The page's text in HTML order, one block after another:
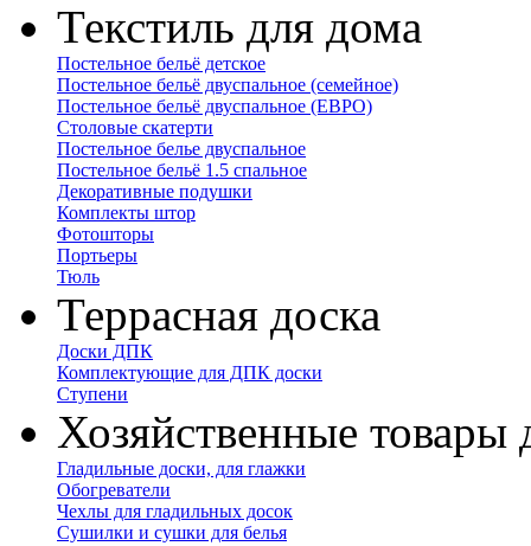
Текстиль для дома
Постельное бельё детское
Постельное бельё двуспальное (семейное)
Постельное бельё двуспальное (ЕВРО)
Столовые скатерти
Постельное белье двуспальное
Постельное бельё 1.5 спальное
Декоративные подушки
Комплекты штор
Фотошторы
Портьеры
Тюль
Террасная доска
Доски ДПК
Комплектующие для ДПК доски
Ступени
Хозяйственные товары
Гладильные доски, для глажки
Обогреватели
Чехлы для гладильных досок
Сушилки и сушки для белья